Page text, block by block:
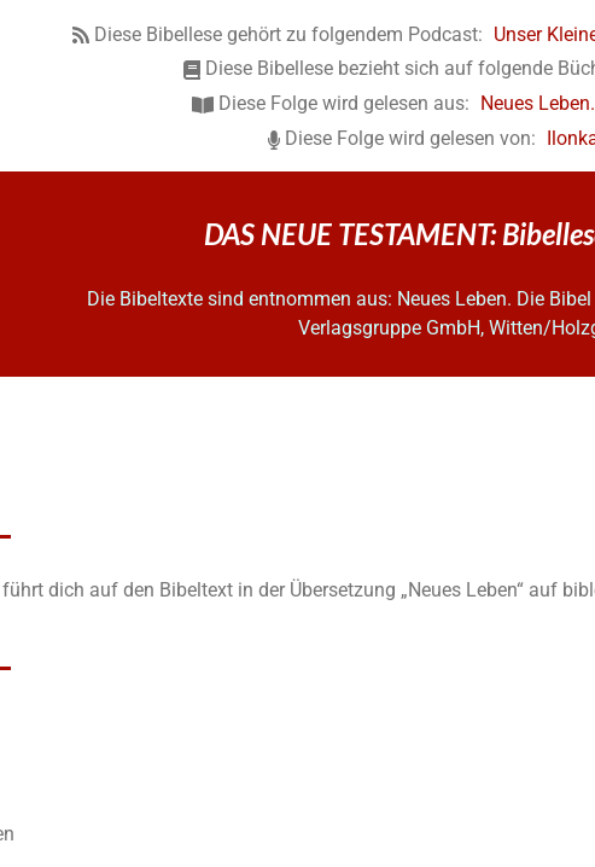
Diese Bibellese gehört zu folgendem Podcast: Unser
Diese Bibellese bezieht sich auf folgende
Diese Folge wird gelesen aus:
Neues
Diese Folge wird gelesen von:
DAS NEUE TESTAMENT:
Die Bibeltexte sind entnommen aus: Neues Leben. Die Bibel
Verlagsgruppe GmbH, Witten/
dich auf den Bibeltext in der Übersetzung „Neues Leben“ auf